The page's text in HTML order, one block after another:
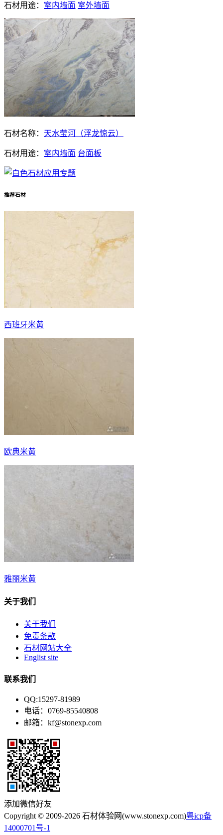
石材用途： 室内墙面 室外墙面
石材名称： 天水莹河（浮龙惊云）
石材用途： 室内墙面 台面板
推荐石材
西班牙米黄
欧典米黄
雅丽米黄
关于我们
关于我们
免责条款
石材网站大全
Englist site
联系我们
QQ:15297-81989
电话：0769-85540808
邮箱：kf@stonexp.com
添加微信好友
Copyright © 2009-2026 石材体验网(www.stonexp.com)粤icp备
14000701号-1